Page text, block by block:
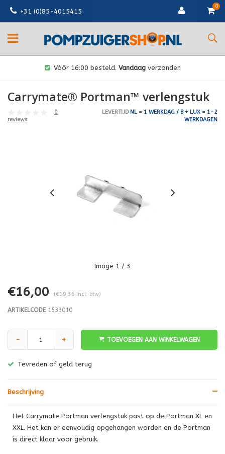
+31 (0)85-4015415
0
Vóór 16:00 besteld. Vandaag verzonden
Carrymate® Portman™ verlengstuk
0
reviews
LEVERTIJDNL = 1 WERKDAG / B + LUX = 1-2
WERKDAGEN
Image 1 / 3
€16,00 (€19,36 Incl. btw)
ARTIKELCODE1533010
- + TOEVOEGEN AAN WINKELWAGEN
Tevreden of geld terug
Beschrijving
Het Carrymate Portman verlengstuk past op de Portman XL en
XXL. Het kan er eenvoudig opgehangen worden en de Portman
is direct klaar voor gebruik.